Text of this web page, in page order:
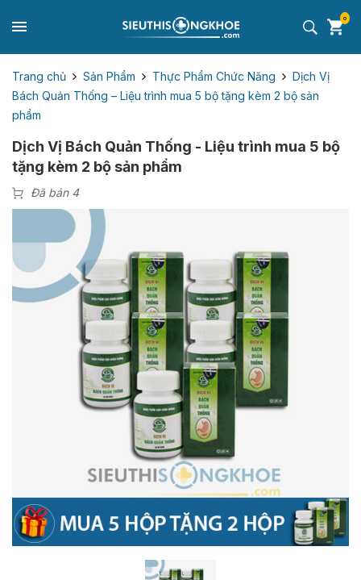
0
Trang chủ Sản Phẩm Thực Phẩm Chức Năng
Dịch Vị
Bách Quản Thống – Liệu trình mua 5 bộ tặng kèm 2 bộ sản
phẩm
Dịch Vị Bách Quản Thống - Liệu trình mua 5 bộ
tặng kèm 2 bộ sản phẩm
Đã bán 4